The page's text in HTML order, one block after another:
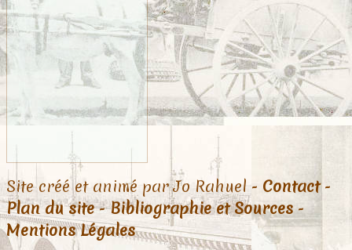
Site créé et animé par Jo Rahuel - Contact-
Plan du site-Bibliographie et Sources-
Mentions Légales